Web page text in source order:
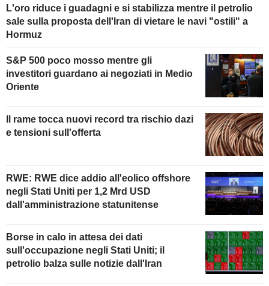
L'oro riduce i guadagni e si stabilizza mentre il petrolio
sale sulla proposta dell'Iran di vietare le navi "ostili" a
Hormuz
S&P 500 poco mosso mentre gli
investitori guardano ai negoziati in Medio
Oriente
Il rame tocca nuovi record tra rischio dazi
e tensioni sull'offerta
RWE: RWE dice addio all'eolico offshore
negli Stati Uniti per 1,2 Mrd USD
dall'amministrazione statunitense
Borse in calo in attesa dei dati
sull'occupazione negli Stati Uniti; il
petrolio balza sulle notizie dall'Iran